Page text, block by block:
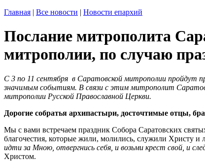
Главная | Все новости | Новости епархий
Послание митрополита
митрополии, по случаю
С 3 по 11 сентября в Саратовской митрополии пройдут
значимым событиям. В связи с этим митрополит
митрополии Русской Православной Церкви.
Дорогие собратья архипастыри, досточтимые отцы,
Мы с вами встречаем праздник Собора Саратовских
благочестия, которые жили, молились, служили Христу и
идти за Мною, отвергнись себя, и возьми крест свой, и
Христом.